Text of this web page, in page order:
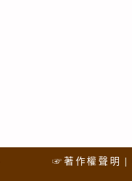
☞著作權聲明